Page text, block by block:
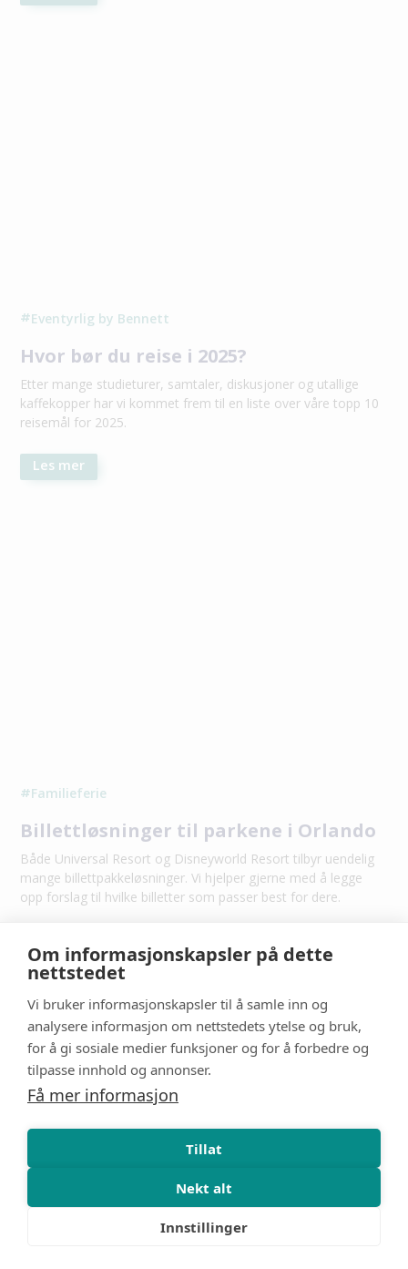
#Eventyrlig by Bennett
Hvor bør du reise i 2025?
Etter mange studieturer, samtaler, diskusjoner og utallige
kaffekopper har vi kommet frem til en liste over våre topp 10
reisemål for 2025.
Les mer
#Familieferie
Billettløsninger til parkene i Orlando
Både Universal Resort og Disneyworld Resort tilbyr uendelig
mange billettpakkeløsninger. Vi hjelper gjerne med å legge
opp forslag til hvilke billetter som passer best for dere.
Om informasjonskapsler på dette
nettstedet
Vi bruker informasjonskapsler til å samle inn og
analysere informasjon om nettstedets ytelse og bruk,
for å gi sosiale medier funksjoner og for å forbedre og
tilpasse innhold og annonser.
Få mer informasjon
Tillat
Nekt alt
Innstillinger